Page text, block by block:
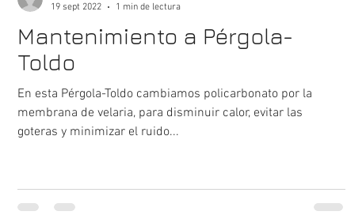
Mantenimiento a Pérgola-
Toldo
En esta Pérgola-Toldo cambiamos policarbonato por la
membrana de velaria, para disminuir calor, evitar las
goteras y minimizar el ruido...
19 sept 2022
1 min de lectura